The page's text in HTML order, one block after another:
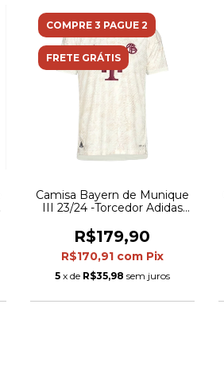
COMPRE 3 PAGUE 2
FRETE GRÁTIS
Camisa Bayern de Munique
III 23/24 -Torcedor Adidas
R$179,90
R$170,91 com Pix
5 x de R$35,98 sem juros